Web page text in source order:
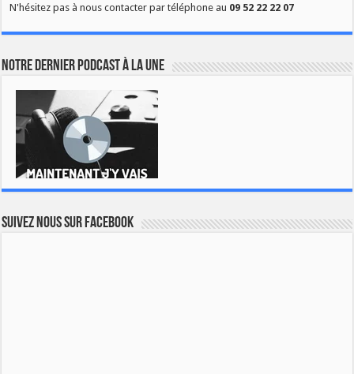
N'hésitez pas à nous contacter par téléphone au 09 52 22 22 07
Notre dernier podcast à la une
Suivez nous sur Facebook